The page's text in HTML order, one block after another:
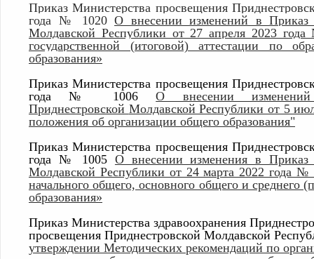
Приказ Министерства просвещения
года № 1020О внесении изменений в Приказ
Молдавской Республики от 27 апреля 2023
государственной (итоговой) аттестации по
образования»
Приказ Министерства просвещения
года № 1006О внесении
Приднестровской Молдавской Республики от 5
положения об организации общего образования"
Приказ Министерства просвещения
года № 1005 О внесении изменения в Приказ
Молдавской Республики от 24 марта 2022 года
начального общего, основного общего и среднего
образования»
Приказ Министерства здравоохранения
просвещения Приднестровской Молдавской
утверждении Методических рекомендаций по